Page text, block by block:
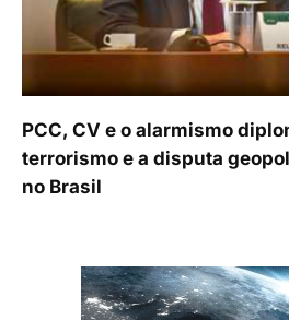
PCC, CV e o alarmismo
terrorismo e a disputa
no Brasil